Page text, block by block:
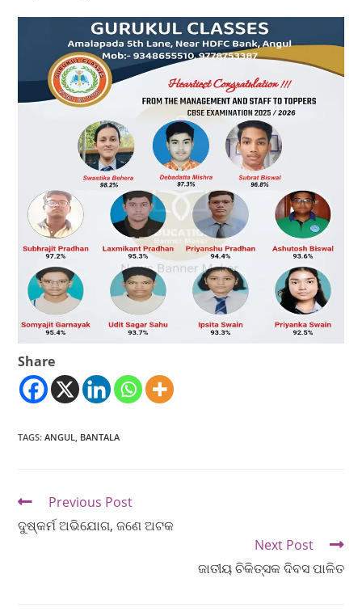
Share
TAGS:ANGUL BANTALA
Previous Post
ଦୁଷ୍କର୍ମ ଅଭିଯୋଗ, ଜଣେ ଅଟକ
Next Post
ଜାତୀୟ ଚିକିତ୍ସକ ଦିବସ ପାଳିତ